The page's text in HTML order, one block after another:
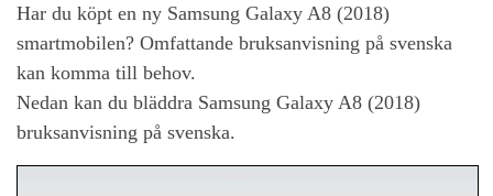
Har du köpt en ny Samsung Galaxy A8 (2018)
smartmobilen? Omfattande bruksanvisning på svenska
kan komma till behov.
Nedan kan du bläddra Samsung Galaxy A8 (2018)
bruksanvisning på svenska.